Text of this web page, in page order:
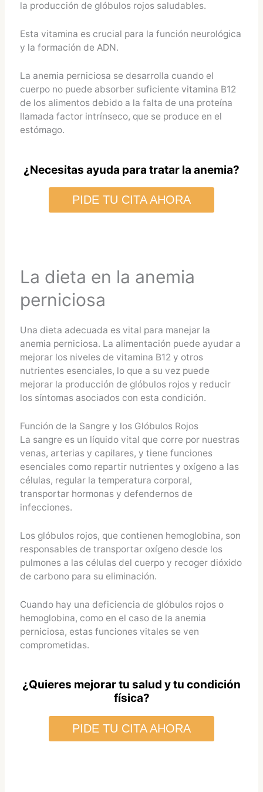
la producción de glóbulos rojos saludables.
Esta vitamina es crucial para la función neurológica
y la formación de ADN.
La anemia perniciosa se desarrolla cuando el
cuerpo no puede absorber suficiente vitamina B12
de los alimentos debido a la falta de una proteína
llamada factor intrínseco, que se produce en el
estómago.
¿Necesitas ayuda para tratar la anemia?
PIDE TU CITA AHORA
La dieta en la anemia
perniciosa
Una dieta adecuada es vital para manejar la
anemia perniciosa. La alimentación puede ayudar a
mejorar los niveles de vitamina B12 y otros
nutrientes esenciales, lo que a su vez puede
mejorar la producción de glóbulos rojos y reducir
los síntomas asociados con esta condición.
Función de la Sangre y los Glóbulos Rojos
La sangre es un líquido vital que corre por nuestras
venas, arterias y capilares, y tiene funciones
esenciales como repartir nutrientes y oxígeno a las
células, regular la temperatura corporal,
transportar hormonas y defendernos de
infecciones.
Los glóbulos rojos, que contienen hemoglobina, son
responsables de transportar oxígeno desde los
pulmones a las células del cuerpo y recoger dióxido
de carbono para su eliminación.
Cuando hay una deficiencia de glóbulos rojos o
hemoglobina, como en el caso de la anemia
perniciosa, estas funciones vitales se ven
comprometidas.
¿Quieres mejorar tu salud y tu condición
física?
PIDE TU CITA AHORA